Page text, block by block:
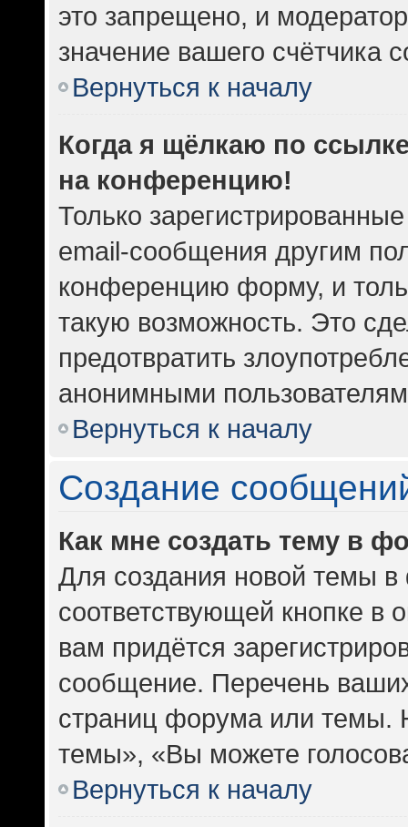
это запрещено, и
значение вашего счётчика
Вернуться к началу
Когда я щёлкаю по
на конференцию!
Только
email-сообщения другим
конференцию форму, и
такую возможность. Это
предотвратить
анонимными
Вернуться к началу
Создание
Как мне создать тему в
Для создания новой темы
соответствующей кнопке
вам придётся
сообщение. Перечень
страниц форума или темы.
темы», «Вы можете
Вернуться к началу